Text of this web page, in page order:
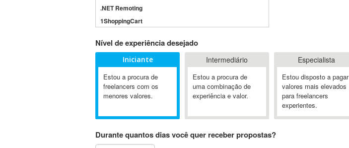
.NET Remoting
1ShoppingCart
3GSM
4D Dimension
802.11
A&P
A-GPS
Ab Initio
Nível de experiência desejado
Iniciante
Estou a procura de
freelancers com os
menores valores.
Intermediário
Estou a procura de
uma combinação de
experiência e valor.
Especialista
Estou disposto a pagar
valores mais elevados
para freelancers
experientes.
Durante quantos dias você quer receber propostas?